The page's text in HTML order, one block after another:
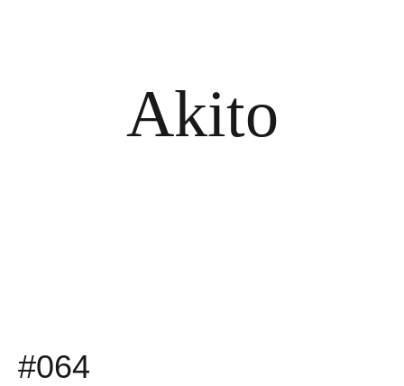
Akito
#064